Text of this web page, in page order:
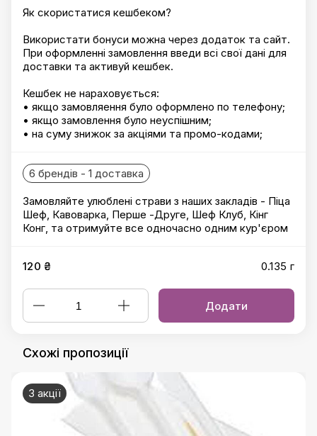
Як скористатися кешбеком?
Використати бонуси можна через додаток та сайт.
При оформленні замовлення введи всі свої дані для
доставки та активуй кешбек.
Кешбек не нараховується:
• якщо замовляення було оформлено по телефону;
• якщо замовлення було неуспішним;
• на суму знижок за акціями та промо-кодами;
6 брендів - 1 доставка
Замовляйте улюблені страви з наших закладів - Піца
Шеф, Кавоварка, Перше -Друге, Шеф Клуб, Кінг
Конг, та отримуйте все одночасно одним кур'єром
120 ₴ 0.135 г
Додати
Схожі пропозиції
3 акції